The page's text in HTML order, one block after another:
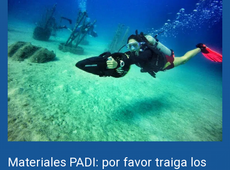
Materiales PADI: por favor traiga los